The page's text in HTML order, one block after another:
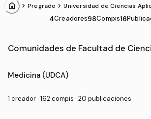
home chevron_forward Pregrado chevron_forwardUniversidad de Ciencias
4Creadores98Compis16
Comunidades de Facultad de
Pregrado en Facultad de Ciencias de
Medicina (UDCA)
1 creador · 162 compis · 20 publicaciones